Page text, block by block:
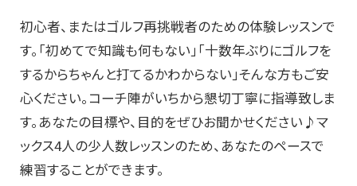
初心者、またはゴルフ再挑戦者のための体験レッスンで
す。「初めてで知識も何もない」「十数年ぶりにゴルフを
するからちゃんと打てるかわからない」そんな方もご安
心ください。コーチ陣がいちから懇切丁寧に指導致しま
す。あなたの目標や、目的をぜひお聞かせください♪マ
ックス4人の少人数レッスンのため、あなたのペースで
練習することができます。